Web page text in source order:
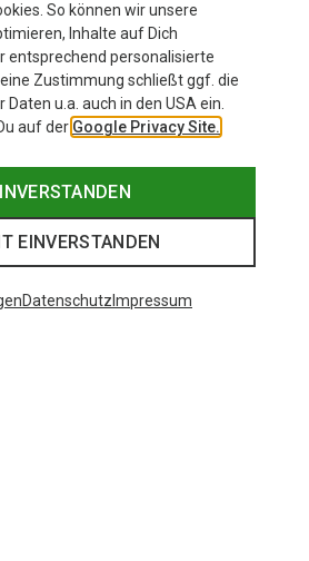
So können wir unsere
Inhalte auf Dich
entsprechend personalisierte
Zustimmung schließt ggf. die
u.a. auch in den USA ein.
auf der Google Privacy Site.
EINVERSTANDEN
Datenschutz Impressum